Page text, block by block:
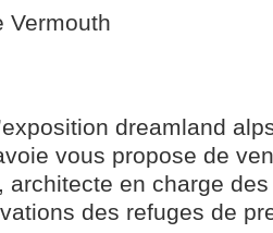
Vermouth
dreamland
vous propose de
architecte en charge
des refuges de